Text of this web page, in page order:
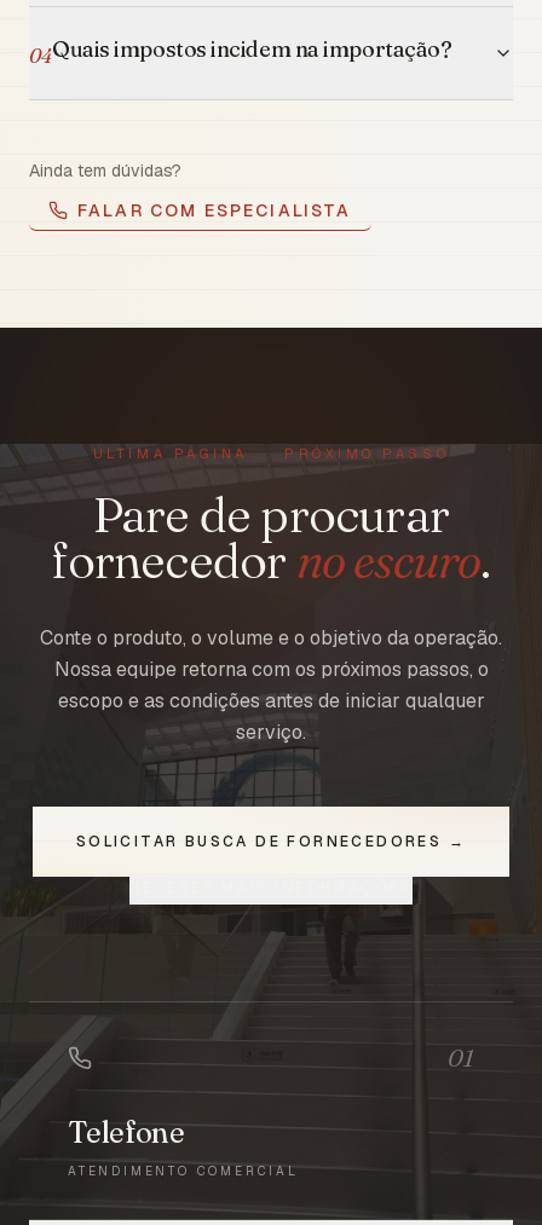
04Quais impostos incidem na importação?
Ainda tem dúvidas?
FALAR COM ESPECIALISTA
ÚLTIMA PÁGINA · PRÓXIMO PASSO
Pare de procurar
fornecedor no escuro.
Conte o produto, o volume e o objetivo da operação.
Nossa equipe retorna com os próximos passos, o
escopo e as condições antes de iniciar qualquer
serviço.
SOLICITAR BUSCA DE FORNECEDORES →
01
Telefone
ATENDIMENTO COMERCIAL